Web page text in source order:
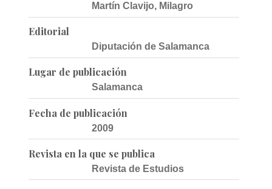
Martín Clavijo, Milagro
Editorial
Diputación de Salamanca
Lugar de publicación
Salamanca
Fecha de publicación
2009
Revista en la que se publica
Revista de Estudios